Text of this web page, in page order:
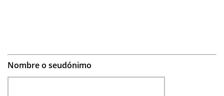
Nombre o seudónimo